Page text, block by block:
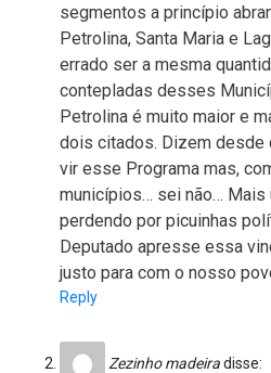
segmentos a princípio
Petrolina, Santa Maria e
errado ser a mesma
contepladas desses
Petrolina é muito maior e
dois citados. Dizem desde
vir esse Programa mas,
municípios… sei não… Mais
perdendo por picuinhas
Deputado apresse essa
justo para com o nosso
Reply
Zezinho madeiradisse: